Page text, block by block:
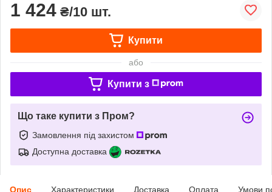
1 424 ₴/10 шт.
Купити
або
Купити з
Що таке купити з Пром?
Замовлення під захистом
Доступна доставка
Опис Характеристики Доставка Оплата Умови